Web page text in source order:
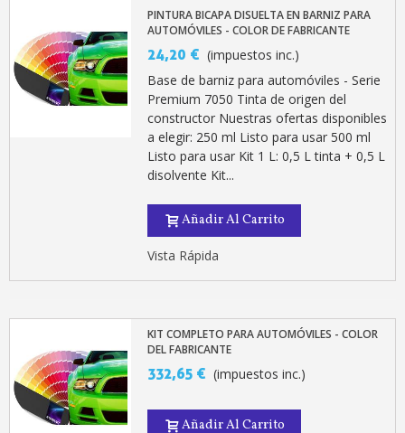
PINTURA BICAPA DISUELTA EN BARNIZ PARA
AUTOMÓVILES - COLOR DE FABRICANTE
24,20 € (impuestos inc.)
Base de barniz para automóviles - Serie
Premium 7050 Tinta de origen del
constructor Nuestras ofertas disponibles
a elegir: 250 ml Listo para usar 500 ml
Listo para usar Kit 1 L: 0,5 L tinta + 0,5 L
disolvente Kit...
Añadir Al Carrito
Vista Rápida
KIT COMPLETO PARA AUTOMÓVILES - COLOR
DEL FABRICANTE
332,65 € (impuestos inc.)
Añadir Al Carrito